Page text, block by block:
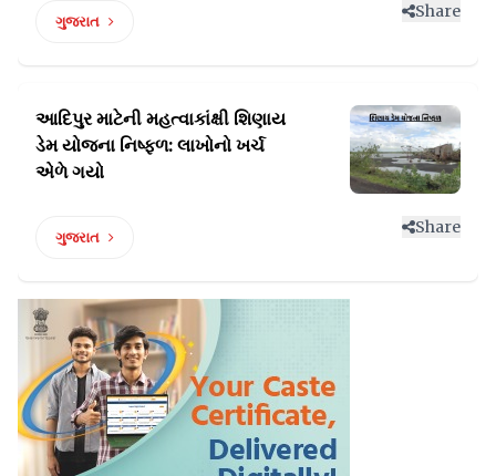
ગુજરાત
Share
આદિપુર માટેની મહત્વાકાંક્ષી શિણાય
ડેમયોજના નિષ્ફળ: લાખોનો ખર્ચ
એળે ગયો
ગુજરાત
Share